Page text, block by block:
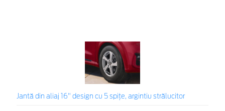
Jantă din aliaj 16" design cu 5 spițe, argintiu strălucitor